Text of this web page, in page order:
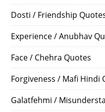
Dosti / Friendship
Experience / Anubhav
Face / Chehra Quotes
Forgiveness / Mafi Hindi
Galatfehmi /